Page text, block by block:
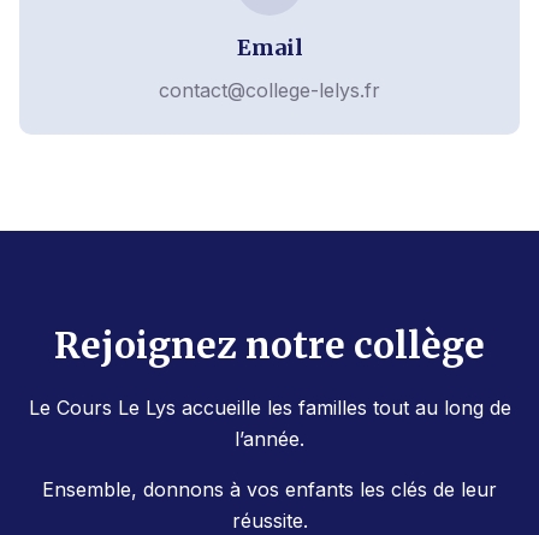
Email
contact@college-lelys.fr
Rejoignez notre collège
Le Cours Le Lys accueille les familles tout au long de
l’année.
Ensemble, donnons à vos enfants les clés de leur
réussite.